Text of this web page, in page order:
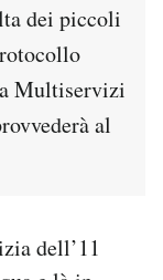
dei piccoli
Multiservizi
al
dell’11